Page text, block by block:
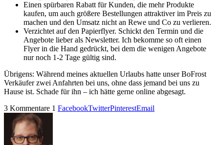
Einen spürbaren Rabatt für Kunden, die mehr Produkte
kaufen, um auch größere Bestellungen attraktiver im Preis zu
machen und den Umsatz nicht an Rewe und Co zu verlieren.
Verzichtet auf den Papierflyer. Schickt den Termin und die
Angebote lieber als Newsletter. Ich bekomme so oft einen
Flyer in die Hand gedrückt, bei dem die wenigen Angebote
nur noch 1-2 Tage gültig sind.
Übrigens: Während meines aktuellen Urlaubs hatte unser BoFrost
Verkäufer zwei Anfahrten bei uns, ohne dass jemand bei uns zu
Hause ist. Schade für ihn – ich hätte gerne online abgesagt.
3 Kommentare 1 FacebookTwitterPinterestEmail